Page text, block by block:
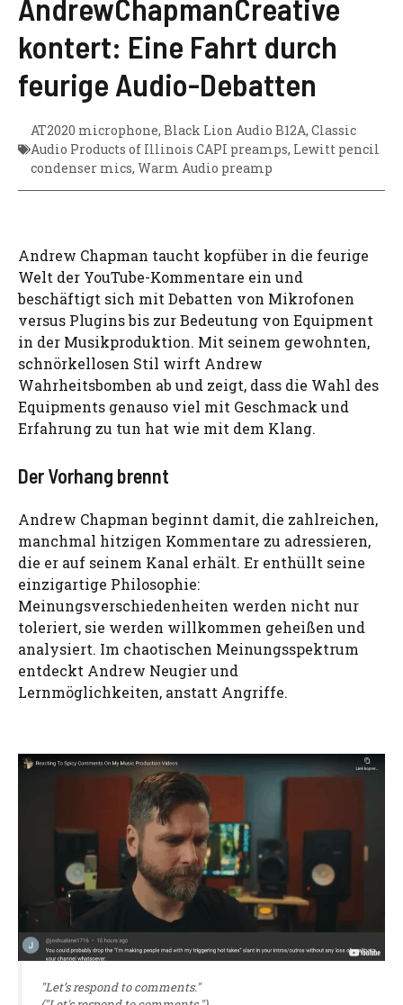
AndrewChapmanCreative
kontert: Eine Fahrt durch
feurige Audio-Debatten
AT2020 microphone, Black Lion Audio B12A, Classic
Audio Products of Illinois CAPI preamps, Lewitt pencil
condenser mics, Warm Audio preamp
Andrew Chapman taucht kopfüber in die feurige
Welt der YouTube-Kommentare ein und
beschäftigt sich mit Debatten von Mikrofonen
versus Plugins bis zur Bedeutung von Equipment
in der Musikproduktion. Mit seinem gewohnten,
schnörkellosen Stil wirft Andrew
Wahrheitsbomben ab und zeigt, dass die Wahl des
Equipments genauso viel mit Geschmack und
Erfahrung zu tun hat wie mit dem Klang.
Der Vorhang brennt
Andrew Chapman beginnt damit, die zahlreichen,
manchmal hitzigen Kommentare zu adressieren,
die er auf seinem Kanal erhält. Er enthüllt seine
einzigartige Philosophie:
Meinungsverschiedenheiten werden nicht nur
toleriert, sie werden willkommen geheißen und
analysiert. Im chaotischen Meinungsspektrum
entdeckt Andrew Neugier und
Lernmöglichkeiten, anstatt Angriffe.
"Let’s respond to comments."